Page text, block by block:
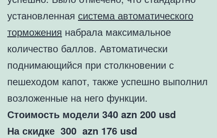
установленная система автоматического
торможения набрала максимальное
количество баллов. Автоматически
поднимающийся при столкновении с
пешеходом капот, также успешно выполнил
возложенные на него функции.
Стоимость модели 340 azn 200 usd
На скидке 300 azn 176 usd